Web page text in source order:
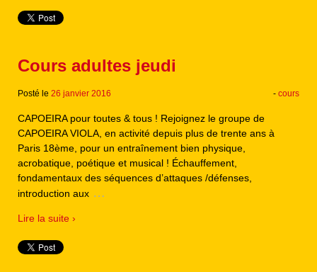
Cours adultes jeudi
Posté le 26 janvier 2016 - cours
CAPOEIRA pour toutes & tous ! Rejoignez le groupe de
CAPOEIRA VIOLA, en activité depuis plus de trente ans à
Paris 18ème, pour un entraînement bien physique,
acrobatique, poétique et musical ! Échauffement,
fondamentaux des séquences d’attaques /défenses,
introduction aux …
Lire la suite ›